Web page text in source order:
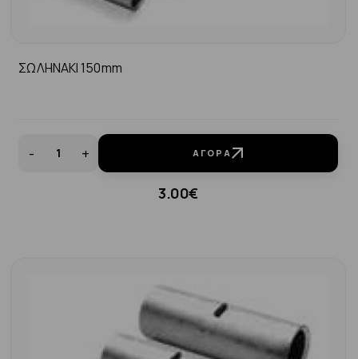
ΣΩΛΗΝΑΚΙ 150mm
- + ΑΓΟΡΆ
3.00€